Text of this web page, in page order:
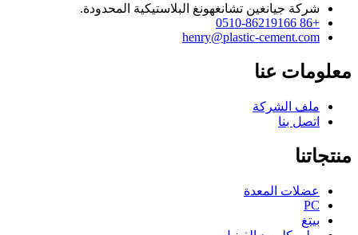
شركة جيانغين تشانغهونغ البلاستيكية المحدودة.
+86 0510-86219166
henry@plastic-cement.com
معلومات عنا
ملف الشركة
اتصل بنا
منتجاتنا
عضلات المعدة
PC
بيتغ